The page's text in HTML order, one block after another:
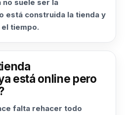
no suele ser la
está construida la tienda y
tiempo.
está online pero
falta rehacer todo